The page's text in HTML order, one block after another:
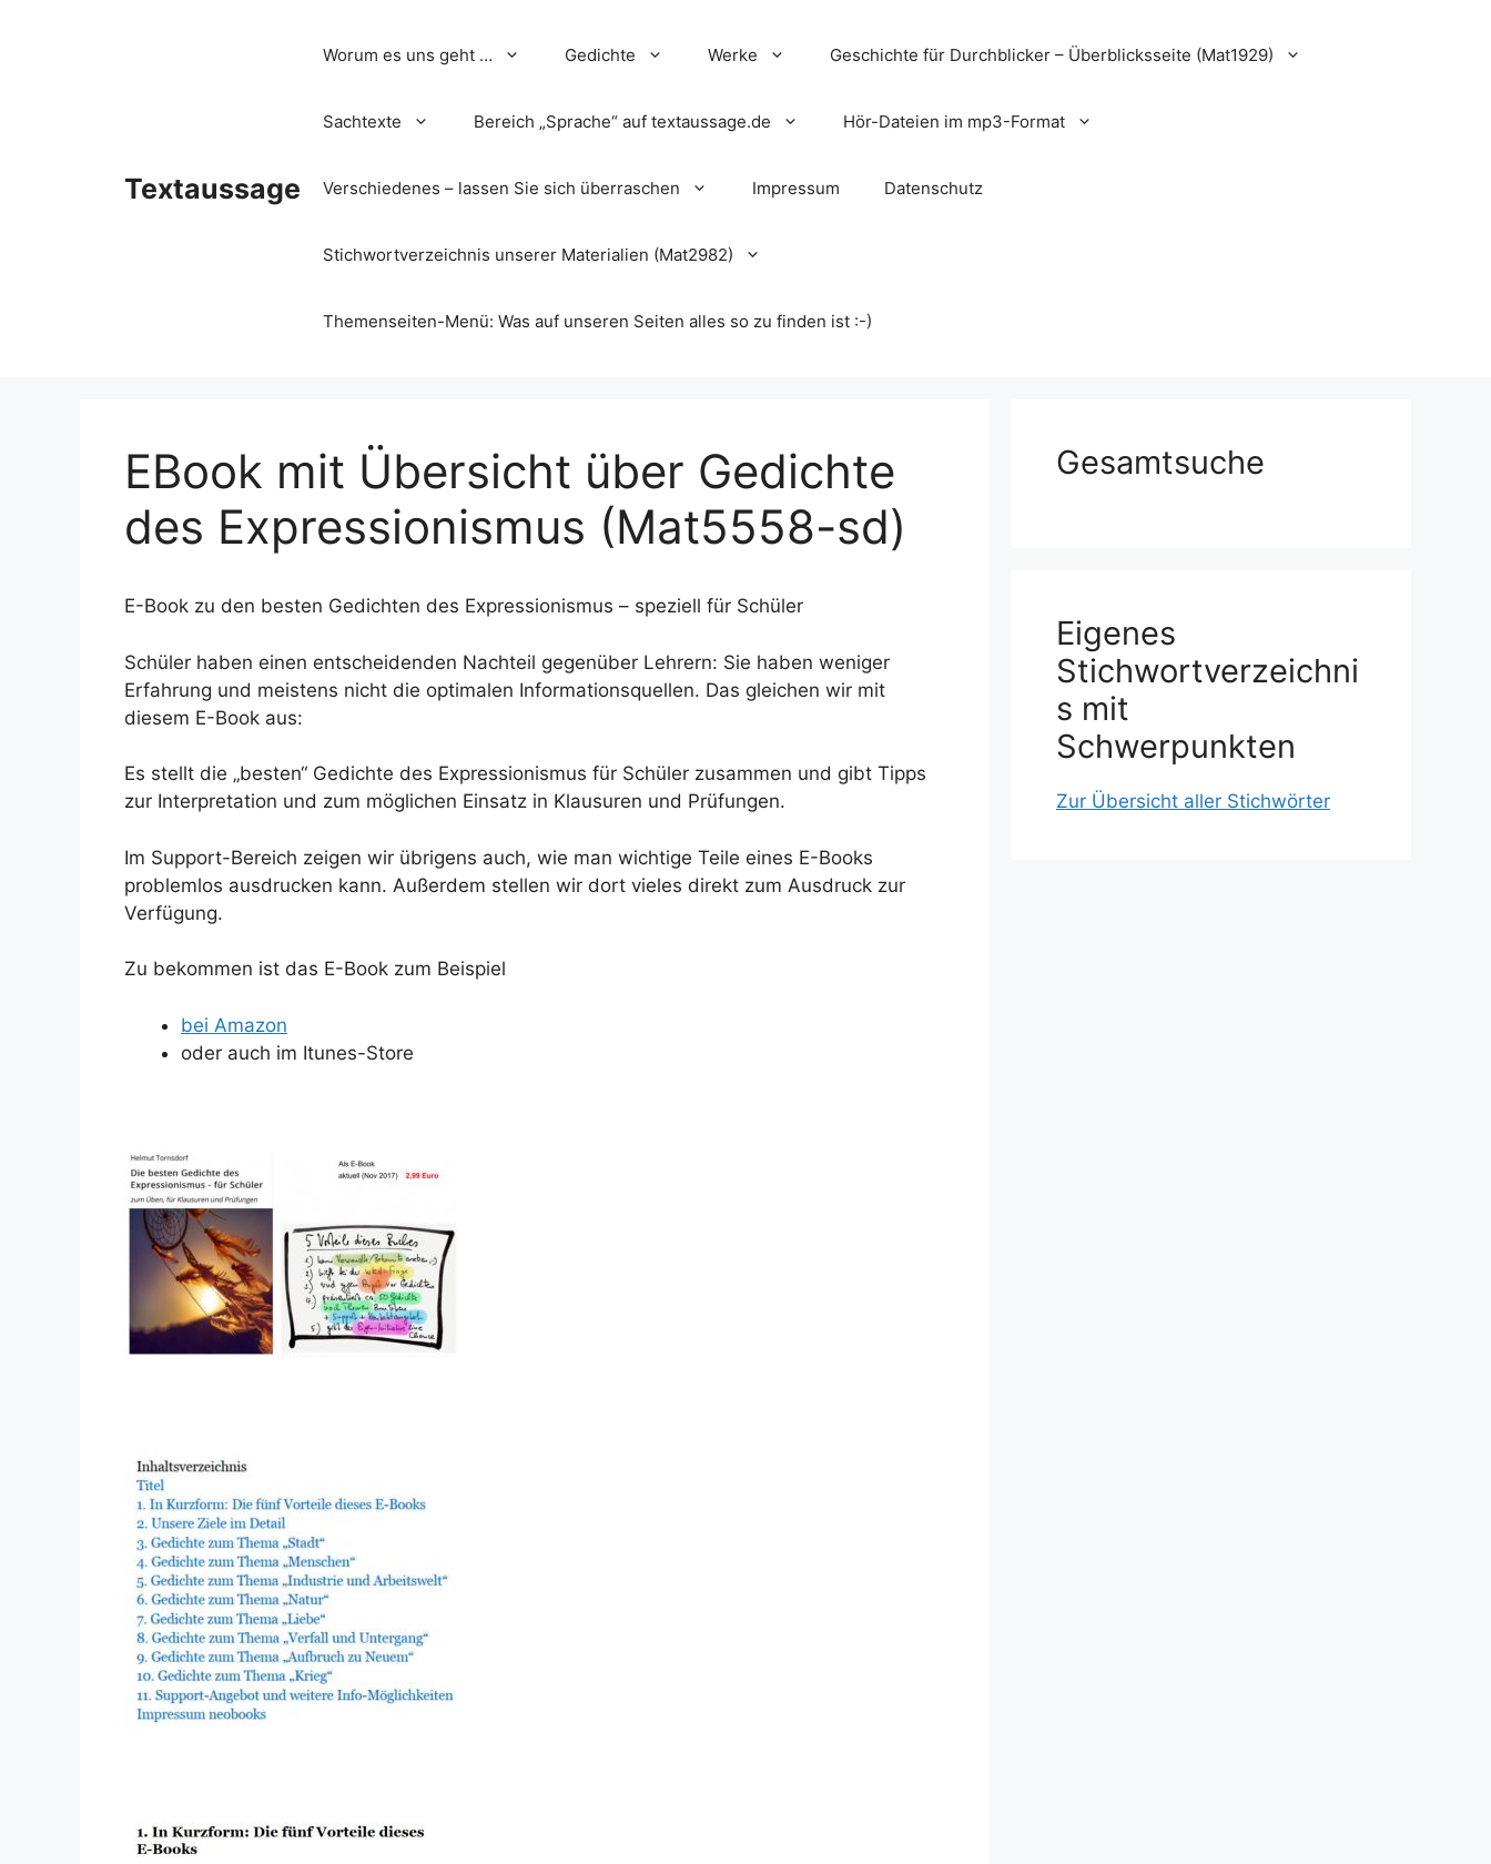
Textaussage
Worum es uns geht … Gedichte Werke Geschichte für Durchblicker – Überblicksseite (Mat1929)
Sachtexte Bereich „Sprache“ auf textaussage.de Hör-Dateien im mp3-Format
Verschiedenes – lassen Sie sich überraschen Impressum Datenschutz
Stichwortverzeichnis unserer Materialien (Mat2982)
Themenseiten-Menü: Was auf unseren Seiten alles so zu finden ist :-)
EBook mit Übersicht über Gedichte
des Expressionismus (Mat5558-sd)
E-Book zu den besten Gedichten des Expressionismus – speziell für Schüler
Schüler haben einen entscheidenden Nachteil gegenüber Lehrern: Sie haben weniger
Erfahrung und meistens nicht die optimalen Informationsquellen. Das gleichen wir mit
diesem E-Book aus:
Es stellt die „besten“ Gedichte des Expressionismus für Schüler zusammen und gibt Tipps
zur Interpretation und zum möglichen Einsatz in Klausuren und Prüfungen.
Im Support-Bereich zeigen wir übrigens auch, wie man wichtige Teile eines E-Books
problemlos ausdrucken kann. Außerdem stellen wir dort vieles direkt zum Ausdruck zur
Verfügung.
Zu bekommen ist das E-Book zum Beispiel
bei Amazon
oder auch im Itunes-Store
Gesamtsuche
Eigenes
Stichwortverzeichni
s mit
Schwerpunkten
Zur Übersicht aller Stichwörter